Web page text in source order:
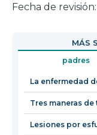
Fecha de
MÁS
padres
La enfermedad
Tres maneras
Lesiones por